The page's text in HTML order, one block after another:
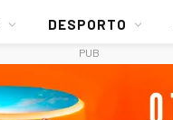
DESPORTO
PUB